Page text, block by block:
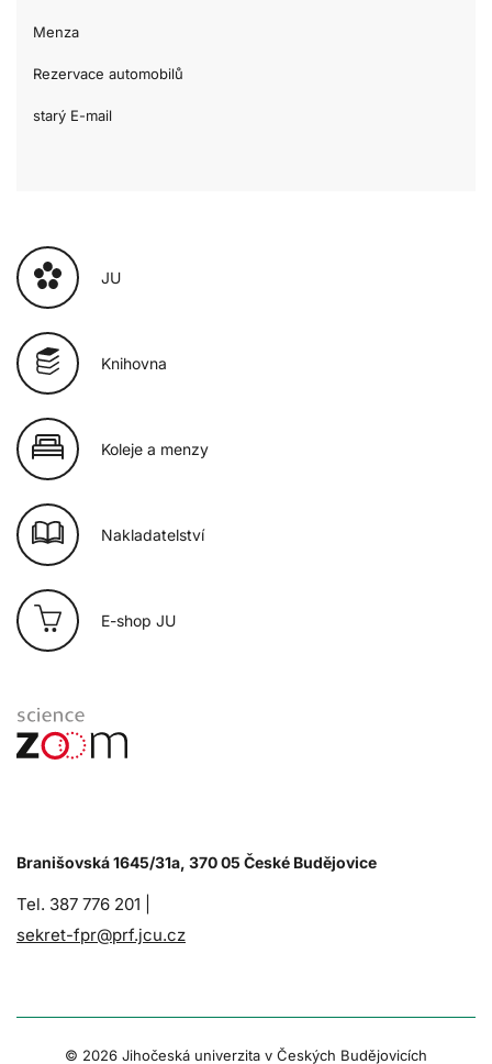
Menza
Rezervace automobilů
starý E-mail
JU
Knihovna
Koleje a menzy
Nakladatelství
E-shop JU
Branišovská 1645/31a, 370 05 České Budějovice
Tel. 387 776 201 |
sekret-fpr@prf.jcu.cz
© 2026 Jihočeská univerzita v Českých Budějovicích